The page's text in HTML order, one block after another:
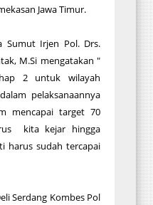
Jawa Timur.
Sumut Irjen Pol. Drs.
M.Si mengatakan "
2 untuk wilayah
pelaksanaannya
mencapai target 70
kita kejar hingga
harus sudah tercapai
Serdang Kombes Pol